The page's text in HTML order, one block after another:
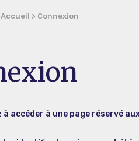
Accueil > Connexion
à accéder à une page réservé